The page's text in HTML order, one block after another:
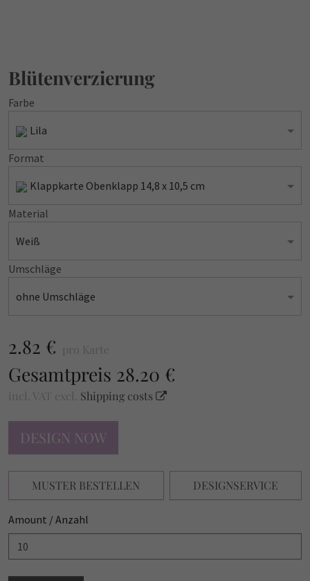
Blütenverzierung
Farbe
Lila
Format
Klappkarte Obenklapp 14,8 x 10,5 cm
Material
Weiß
Umschläge
ohne Umschläge
2.82 € pro Karte
Gesamtpreis 28.20 €
incl. VAT excl. Shipping costs
DESIGN NOW
MUSTER BESTELLEN DESIGNSERVICE
Amount / Anzahl